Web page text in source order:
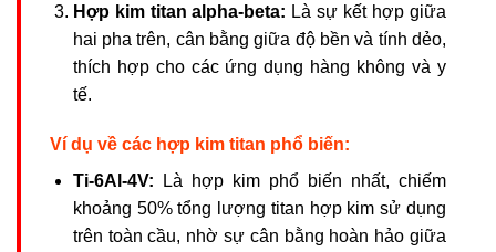
Hợp kim titan alpha-beta: Là sự kết hợp giữa
hai pha trên, cân bằng giữa độ bền và tính dẻo,
thích hợp cho các ứng dụng hàng không và y
tế.
Ví dụ về các hợp kim titan phổ biến:
Ti-6Al-4V: Là hợp kim phổ biến nhất, chiếm
khoảng 50% tổng lượng titan hợp kim sử dụng
trên toàn cầu, nhờ sự cân bằng hoàn hảo giữa